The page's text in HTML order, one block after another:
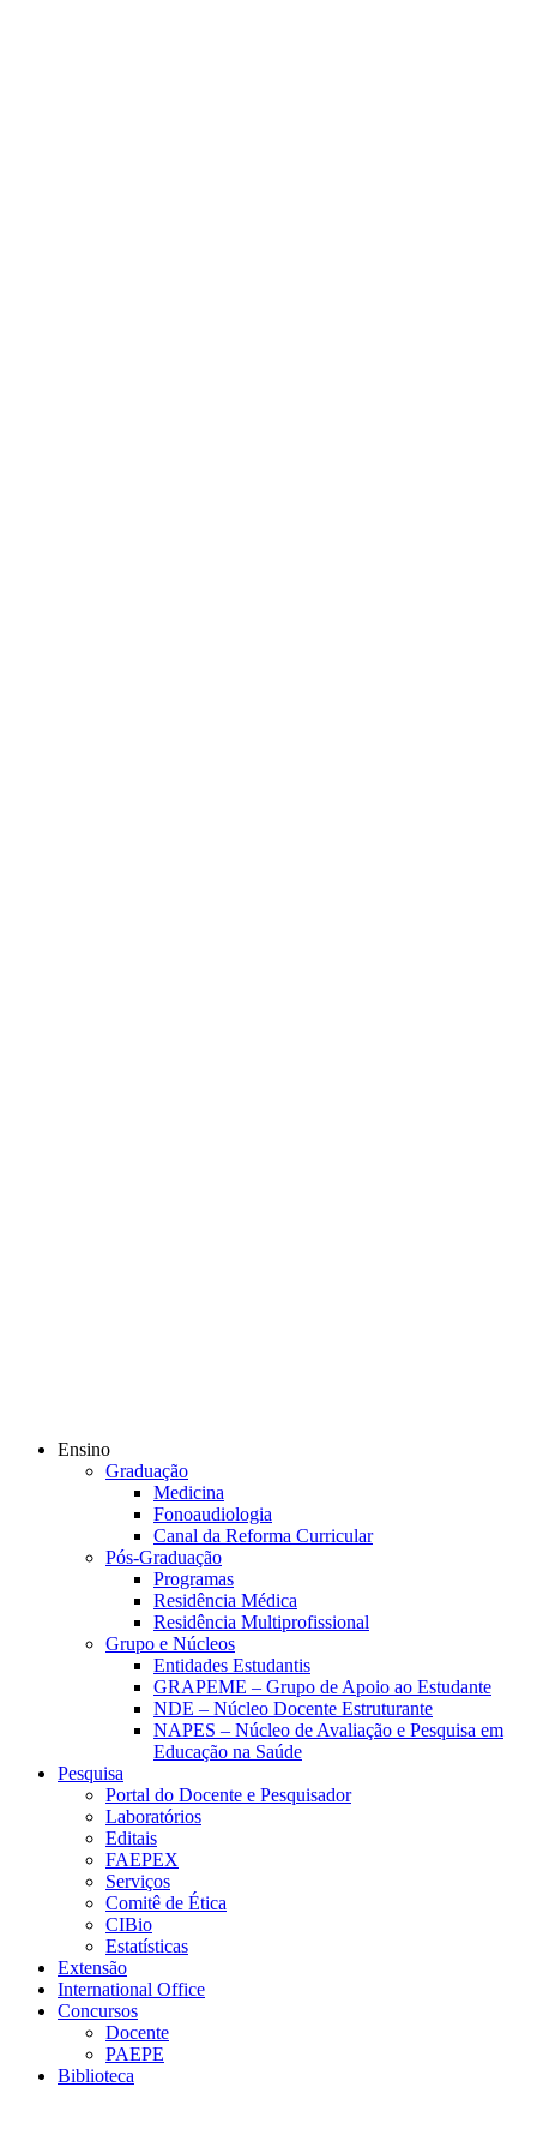
Ensino
Graduação
Medicina
Fonoaudiologia
Canal da Reforma Curricular
Pós-Graduação
Programas
Residência Médica
Residência Multiprofissional
Grupo e Núcleos
Entidades Estudantis
GRAPEME – Grupo de Apoio ao Estudante
NDE – Núcleo Docente Estruturante
NAPES – Núcleo de Avaliação e Pesquisa em
Educação na Saúde
Pesquisa
Portal do Docente e Pesquisador
Laboratórios
Editais
FAEPEX
Serviços
Comitê de Ética
CIBio
Estatísticas
Extensão
International Office
Concursos
Docente
PAEPE
Biblioteca